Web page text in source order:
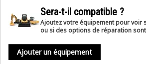
Sera-t-il compatible ?
Ajoutez votre équipement pour voir
ou si des options de réparation
Ajouter un équipement